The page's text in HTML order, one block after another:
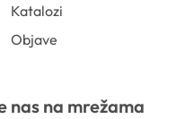
Katalozi
Objave
nas na mrežama